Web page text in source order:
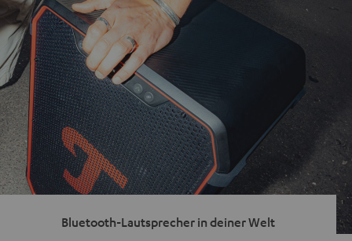
Bluetooth-Lautsprecher in deiner Welt